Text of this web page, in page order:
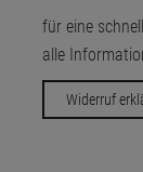
für eine
alle
Widerruf